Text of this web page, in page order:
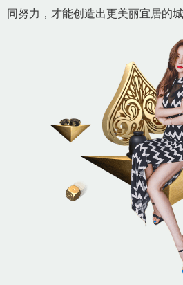
同努力，才能创造出更美丽宜居的城